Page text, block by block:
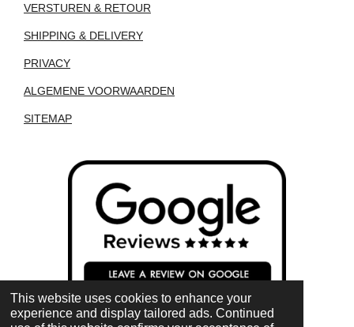
This website uses cookies to enhance your
experience and display tailored ads. Continued
VERSTUREN & RETOUR
SHIPPING & DELIVERY
PRIVACY
ALGEMENE VOORWAARDEN
SITEMAP